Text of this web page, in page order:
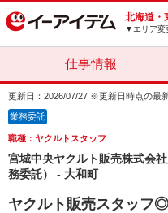
北海道・
▼エリア変
仕事情報
更新日：2026/07/27 ※更新日時点の最
業務委託
職種：ヤクルトスタッフ
宮城中央ヤクルト販売株式会
務委託） - 大和町
ヤクルト販売スタッフ